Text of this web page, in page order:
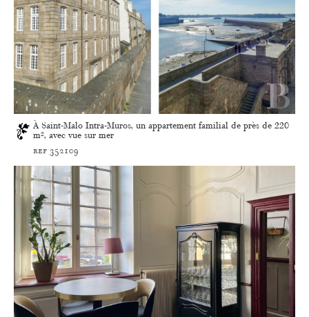
À Saint-Malo Intra-Muros, un appartement familial de près de 220
m², avec vue sur mer
ref 352109